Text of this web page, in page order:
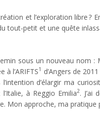
et l’exploration libre ?
tout-petit et une quête
sous un nouveau nom
à l’ARIFTS1 d’Angers de
l’intention d’élargir ma
à Reggio Emilia2. J’ai
Mon approche, ma